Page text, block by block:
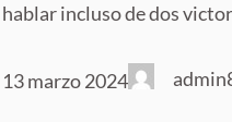
hablar incluso de dos
13 marzo 2024